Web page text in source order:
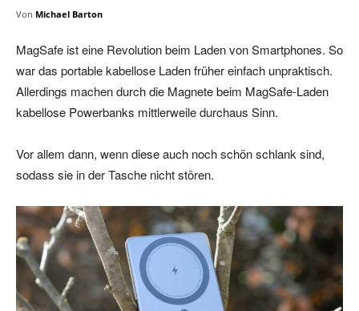
Von Michael Barton
MagSafe ist eine Revolution beim Laden von Smartphones. So
war das portable kabellose Laden früher einfach unpraktisch.
Allerdings machen durch die Magnete beim MagSafe-Laden
kabellose Powerbanks mittlerweile durchaus Sinn.
Vor allem dann, wenn diese auch noch schön schlank sind,
sodass sie in der Tasche nicht stören.